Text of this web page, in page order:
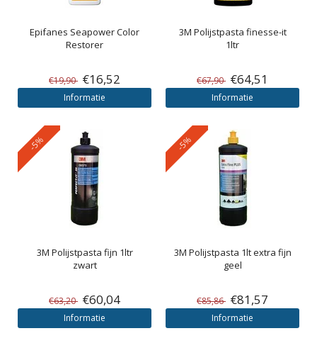
Epifanes Seapower Color
Restorer
€19,90 €16,52
Informatie
3M Polijstpasta finesse-it
1ltr
€67,90 €64,51
Informatie
-5%
3M Polijstpasta fijn 1ltr
zwart
€63,20 €60,04
Informatie
-5%
3M Polijstpasta 1lt extra fijn
geel
€85,86 €81,57
Informatie